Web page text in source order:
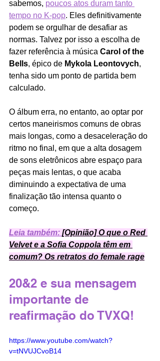
sabemos, poucos atos duram tanto
tempo no K-pop. Eles definitivamente
podem se orgulhar de desafiar as
normas. Talvez por isso a escolha de
fazer referência à música Carol of the
Bells, épico de Mykola Leontovych,
tenha sido um ponto de partida bem
calculado.
O álbum erra, no entanto, ao optar por
certos maneirismos comuns de obras
mais longas, como a desaceleração do
ritmo no final, em que a alta dosagem
de sons eletrônicos abre espaço para
peças mais lentas, o que acaba
diminuindo a expectativa de uma
finalização tão intensa quanto o
começo.
Leia também: [Opinião] O que o Red
Velvet e a Sofia Coppola têm em
comum? Os retratos do female rage
20&2 e sua mensagem
importante de
reafirmação do TVXQ!
https://www.youtube.com/watch?
v=tNVUJCvoB14